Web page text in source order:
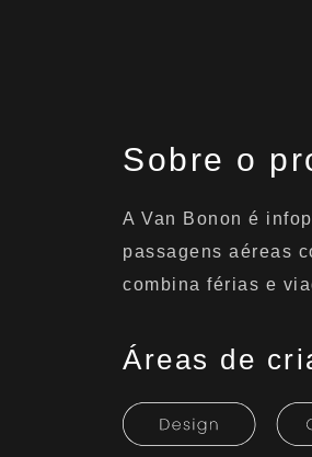
Sobre o
A Van Bonon é
passagens aéreas
combina férias e
Áreas de